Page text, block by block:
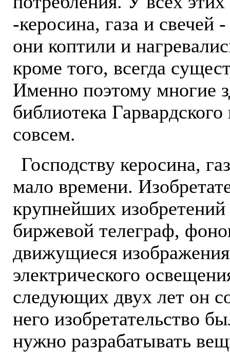
-керосина, газа и свечей
они коптили и
кроме того, всегда
Именно поэтому многие
библиотека
совсем.
Господству керосина,
мало времени.
крупнейших
биржевой телеграф,
движущиеся
электрического
следующих двух лет он
него изобретательство
нужно разрабатывать